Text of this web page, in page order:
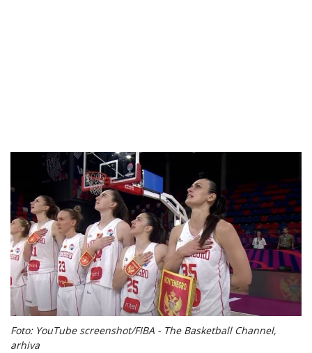
Foto: YouTube screenshot/FIBA - The Basketball Channel,
arhiva